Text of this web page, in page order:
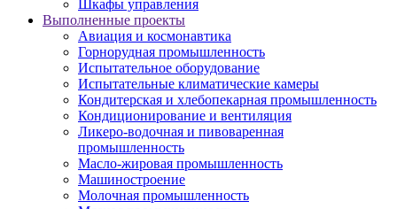
Шкафы управления
Выполненные проекты
Авиация и космонавтика
Горнорудная промышленность
Испытательное оборудование
Испытательные климатические камеры
Кондитерская и хлебопекарная промышленность
Кондиционирование и вентиляция
Ликеро-водочная и пивоваренная
промышленность
Масло-жировая промышленность
Машиностроение
Молочная промышленность